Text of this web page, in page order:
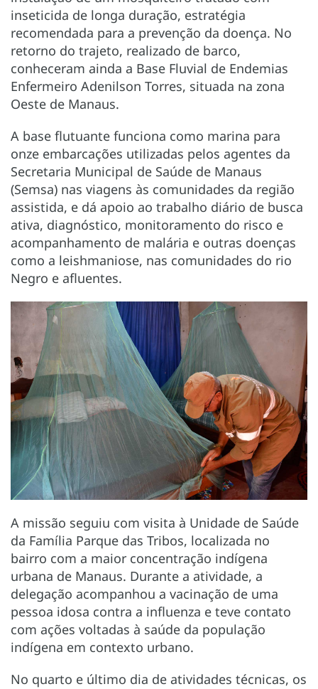
inseticida de longa duração, estratégia
recomendada para a prevenção da doença. No
retorno do trajeto, realizado de barco,
conheceram ainda a Base Fluvial de Endemias
Enfermeiro Adenilson Torres, situada na zona
Oeste de Manaus.
A base flutuante funciona como marina para
onze embarcações utilizadas pelos agentes da
Secretaria Municipal de Saúde de Manaus
(Semsa) nas viagens às comunidades da região
assistida, e dá apoio ao trabalho diário de busca
ativa, diagnóstico, monitoramento do risco e
acompanhamento de malária e outras doenças
como a leishmaniose, nas comunidades do rio
Negro e afluentes.
A missão seguiu com visita à Unidade de Saúde
da Família Parque das Tribos, localizada no
bairro com a maior concentração indígena
urbana de Manaus. Durante a atividade, a
delegação acompanhou a vacinação de uma
pessoa idosa contra a influenza e teve contato
com ações voltadas à saúde da população
indígena em contexto urbano.
No quarto e último dia de atividades técnicas, os